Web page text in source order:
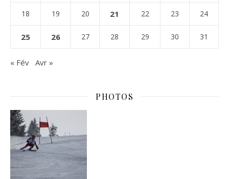
18 19 20 21 22 23 24
25 26 27 28 29 30 31
« Fév Avr »
PHOTOS